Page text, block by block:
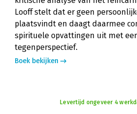
Looff stelt dat er geen
plaatsvindt en daagt daarmee
spirituele opvattingen uit met
tegenperspectief.
Boek bekijken
Levertijd ongeveer 4